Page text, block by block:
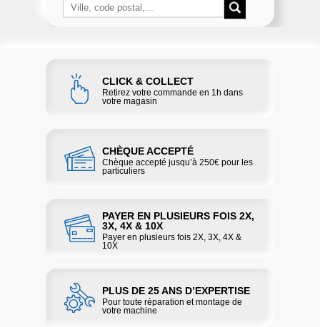
CLICK & COLLECT
Retirez votre commande en 1h dans
votre magasin
CHÈQUE ACCEPTÉ
Chèque accepté jusqu’à 250€ pour les
particuliers
PAYER EN PLUSIEURS FOIS 2X,
3X, 4X & 10X
Payer en plusieurs fois 2X, 3X, 4X &
10X
PLUS DE 25 ANS D’EXPERTISE
Pour toute réparation et montage de
votre machine